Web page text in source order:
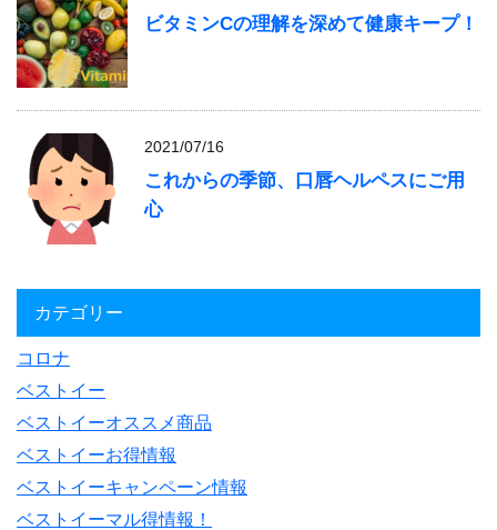
ビタミンCの理解を深めて健康キープ！
2021/07/16
これからの季節、口唇ヘルペスにご用
心
カテゴリー
コロナ
ベストイー
ベストイーオススメ商品
ベストイーお得情報
ベストイーキャンペーン情報
ベストイーマル得情報！